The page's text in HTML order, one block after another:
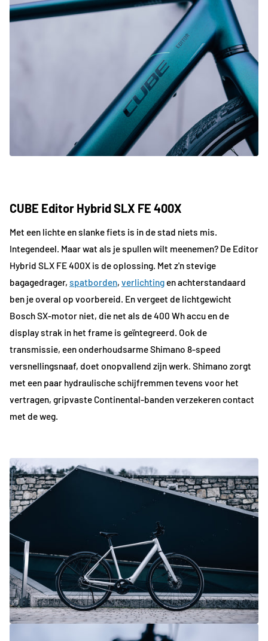
CUBE Editor Hybrid SLX FE 400X
Met een lichte en slanke fiets is in de stad niets mis.
Integendeel. Maar wat als je spullen wilt meenemen? De Editor
Hybrid SLX FE 400X is de oplossing. Met z'n stevige
bagagedrager, spatborden, verlichtingen achterstandaard
ben je overal op voorbereid. En vergeet de lichtgewicht
Bosch SX-motor niet, die net als de 400 Wh accu en de
display strak in het frame is geïntegreerd. Ook de
transmissie, een onderhoudsarme Shimano 8-speed
versnellingsnaaf, doet onopvallend zijn werk. Shimano zorgt
met een paar hydraulische schijfremmen tevens voor het
vertragen, gripvaste Continental-banden verzekeren contact
met de weg.